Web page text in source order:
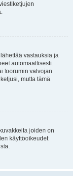
vastauksia ja
automaattisesti.
foorumin valvojan
mutta tämä
joiden on
käyttöoikeudet